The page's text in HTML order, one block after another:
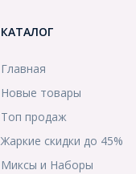
КАТАЛОГ
Главная
Новые товары
Топ продаж
Жаркие скидки до 45%
Миксы и Наборы